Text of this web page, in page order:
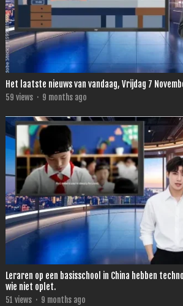
Het laatste nieuws van vandaag, Vrijdag 7
59 views · 9 months ago
Leraren op een basisschool in China hebben
wie niet oplet.
51 views · 9 months ago